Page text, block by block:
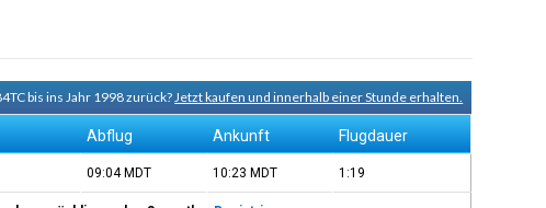
bis ins Jahr 1998 zurück?Jetzt kaufen und innerhalb einer Stunde erhalten.
Abflug Ankunft Flugdauer
09:04 MDT 10:23 MDT 1:19